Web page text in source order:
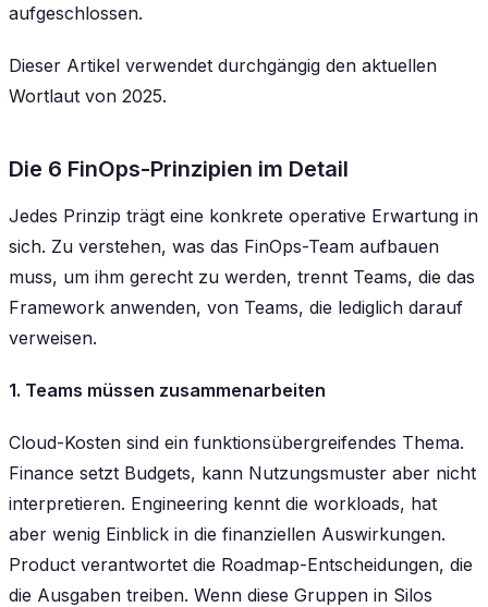
aufgeschlossen.
Dieser Artikel verwendet durchgängig den aktuellen
Wortlaut von 2025.
Die 6 FinOps-Prinzipien im Detail
Jedes Prinzip trägt eine konkrete operative Erwartung in
sich. Zu verstehen, was das FinOps-Team aufbauen
muss, um ihm gerecht zu werden, trennt Teams, die das
Framework anwenden, von Teams, die lediglich darauf
verweisen.
1. Teams müssen zusammenarbeiten
Cloud-Kosten sind ein funktionsübergreifendes Thema.
Finance setzt Budgets, kann Nutzungsmuster aber nicht
interpretieren. Engineering kennt die workloads, hat
aber wenig Einblick in die finanziellen Auswirkungen.
Product verantwortet die Roadmap-Entscheidungen, die
die Ausgaben treiben. Wenn diese Gruppen in Silos